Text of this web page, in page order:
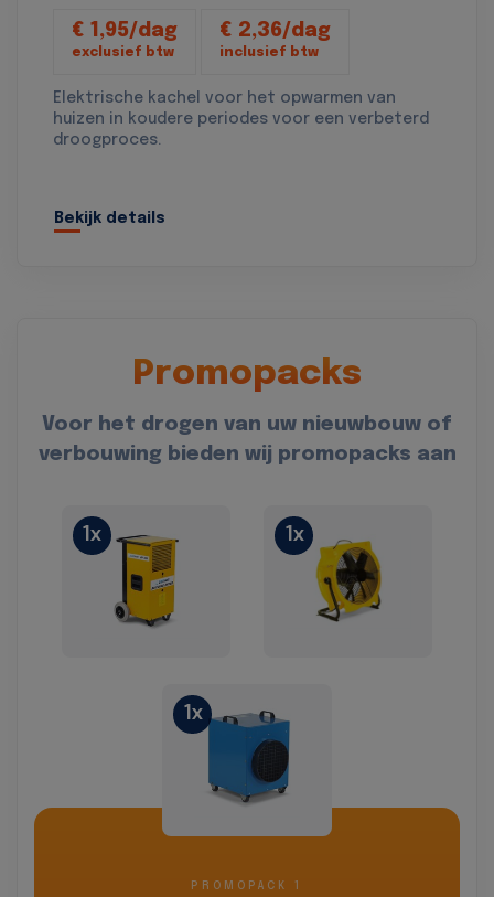
€ 1,95/dag
exclusief btw
€ 2,36/dag
inclusief btw
Elektrische kachel voor het opwarmen van
huizen in koudere periodes voor een verbeterd
droogproces.
Bekijk details
Promopacks
Voor het drogen van uw nieuwbouw of
verbouwing bieden wij promopacks aan
1x 1x
1x
PROMOPACK 1